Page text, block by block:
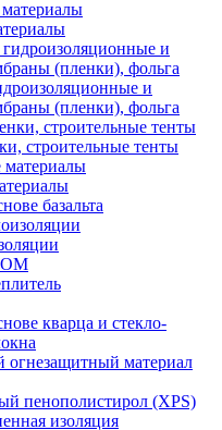
и
(пленки), фольга
строительные тенты
базальта
кварца и стекло-
материал
пенополистирол (XPS)